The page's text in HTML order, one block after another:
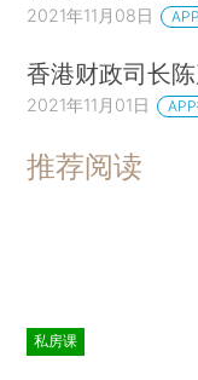
2021年11月08日
香港财政司长
2021年11月01日
推荐阅读
私房课